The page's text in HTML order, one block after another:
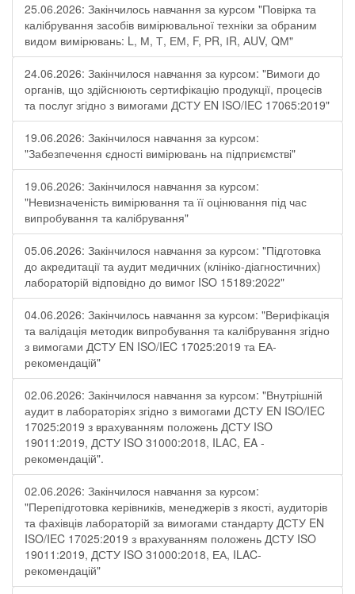
25.06.2026: Закінчилось навчання за курсом "Повірка та
калібрування засобів вимірювальної техніки за обраним
видом вимірювань: L, М, Т, ЕМ, F, РR, ІR, АUV, QМ"
24.06.2026: Закінчилося навчання за курсом: "Вимоги до
органів, що здійснюють сертифікацію продукції, процесів
та послуг згідно з вимогами ДСТУ EN ISO/IEC 17065:2019"
19.06.2026: Закінчилося навчання за курсом:
"Забезпечення єдності вимірювань на підприємстві"
19.06.2026: Закінчилося навчання за курсом:
"Невизначеність вимірювання та її оцінювання під час
випробування та калібрування"
05.06.2026: Закінчилося навчання за курсом: "Підготовка
до акредитації та аудит медичних (клініко-діагностичних)
лабораторій відповідно до вимог ISO 15189:2022"
04.06.2026: Закінчилось навчання за курсом: "Верифікація
та валідація методик випробування та калібрування згідно
з вимогами ДСТУ EN ISO/IEC 17025:2019 та ЕА-
рекомендацій"
02.06.2026: Закінчилося навчання за курсом: "Внутрішній
аудит в лабораторіях згідно з вимогами ДСТУ EN ISO/IEC
17025:2019 з врахуванням положень ДСТУ ISO
19011:2019, ДСТУ ISO 31000:2018, ILAC, EA -
рекомендацій".
02.06.2026: Закінчилося навчання за курсом:
"Перепідготовка керівників, менеджерів з якості, аудиторів
та фахівців лабораторій за вимогами стандарту ДСТУ EN
ISO/IEC 17025:2019 з врахуванням положень ДСТУ ISO
19011:2019, ДСТУ ISO 31000:2018, ЕА, ILAC-
рекомендацій"